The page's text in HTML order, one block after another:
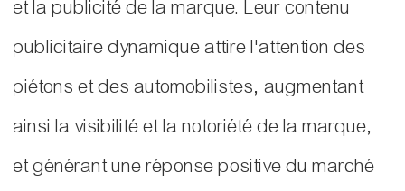
et la publicité de la marque. Leur contenu
publicitaire dynamique attire l'attention des
piétons et des automobilistes, augmentant
ainsi la visibilité et la notoriété de la marque,
et générant une réponse positive du marché